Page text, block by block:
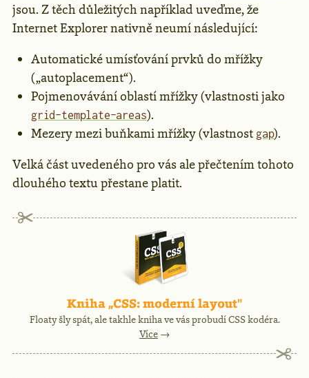
jsou. Z těch důležitých například uveďme, že
Internet Explorer nativně neumí následující:
Automatické umísťování prvků do mřížky
(„autoplacement“).
Pojmenovávání oblastí mřížky (vlastnosti jako
grid-template-areas).
Mezery mezi buňkami mřížky (vlastnost gap).
Velká část uvedeného pro vás ale přečtením tohoto
dlouhého textu přestane platit.
Kniha „CSS: moderní layout"
Floaty šly spát, ale takhle kniha ve vás probudí CSS kodéra.
Více →